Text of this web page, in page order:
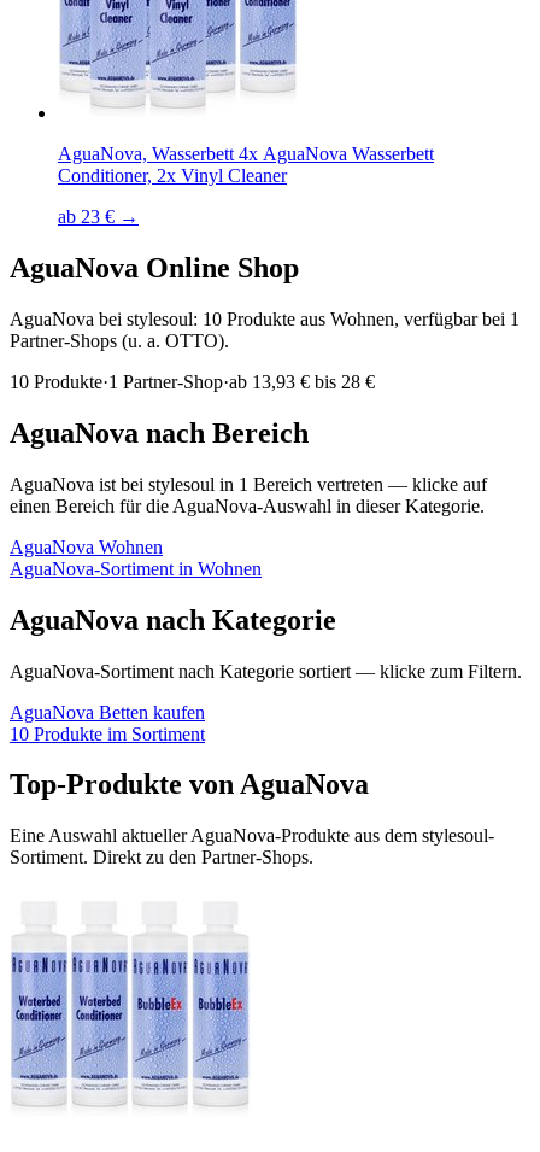
AguaNova, Wasserbett 4x AguaNova Wasserbett
Conditioner, 2x Vinyl Cleaner
ab 23 € →
AguaNova Online Shop
AguaNova bei stylesoul: 10 Produkte aus Wohnen, verfügbar bei 1
Partner-Shops (u. a. OTTO).
10 Produkte·1 Partner-Shop·ab 13,93 € bis 28 €
AguaNova nach Bereich
AguaNova ist bei stylesoul in 1 Bereich vertreten — klicke auf
einen Bereich für die AguaNova-Auswahl in dieser Kategorie.
AguaNova Wohnen
AguaNova-Sortiment in Wohnen
AguaNova nach Kategorie
AguaNova-Sortiment nach Kategorie sortiert — klicke zum Filtern.
AguaNova Betten kaufen
10 Produkte im Sortiment
Top-Produkte vonAguaNova
Eine Auswahl aktuellerAguaNova-Produkte aus dem stylesoul-
Sortiment. Direkt zu den Partner-Shops.